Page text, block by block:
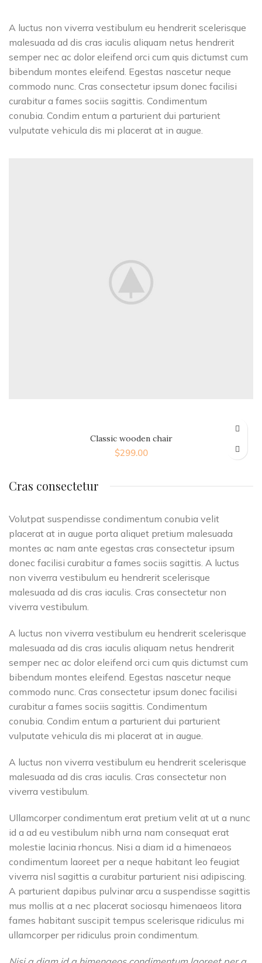
A luctus non viverra vestibulum eu hendrerit scelerisque
malesuada ad dis cras iaculis aliquam netus hendrerit
semper nec ac dolor eleifend orci cum quis dictumst cum
bibendum montes eleifend. Egestas nascetur neque
commodo nunc. Cras consectetur ipsum donec facilisi
curabitur a fames sociis sagittis. Condimentum
conubia. Condim entum a parturient dui parturient
vulputate vehicula dis mi placerat at in augue.
Classic wooden chair
$299.00
Cras consectetur
Volutpat suspendisse condimentum conubia velit
placerat at in augue porta aliquet pretium malesuada
montes ac nam ante egestas cras consectetur ipsum
donec facilisi curabitur a fames sociis sagittis. A luctus
non viverra vestibulum eu hendrerit scelerisque
malesuada ad dis cras iaculis. Cras consectetur non
viverra vestibulum.
A luctus non viverra vestibulum eu hendrerit scelerisque
malesuada ad dis cras iaculis aliquam netus hendrerit
semper nec ac dolor eleifend orci cum quis dictumst cum
bibendum montes eleifend. Egestas nascetur neque
commodo nunc. Cras consectetur ipsum donec facilisi
curabitur a fames sociis sagittis. Condimentum
conubia. Condim entum a parturient dui parturient
vulputate vehicula dis mi placerat at in augue.
A luctus non viverra vestibulum eu hendrerit scelerisque
malesuada ad dis cras iaculis. Cras consectetur non
viverra vestibulum.
Ullamcorper condimentum erat pretium velit at ut a nunc
id a ad eu vestibulum nibh urna nam consequat erat
molestie lacinia rhoncus. Nisi a diam id a himenaeos
condimentum laoreet per a neque habitant leo feugiat
viverra nisl sagittis a curabitur parturient nisi adipiscing.
A parturient dapibus pulvinar arcu a suspendisse sagittis
mus mollis at a nec placerat sociosqu himenaeos litora
fames habitant suscipit tempus scelerisque ridiculus mi
ullamcorper per ridiculus proin condimentum.